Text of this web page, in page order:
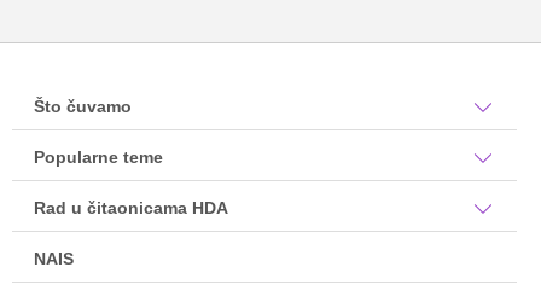
Što čuvamo
Popularne teme
Rad u čitaonicama HDA
NAIS